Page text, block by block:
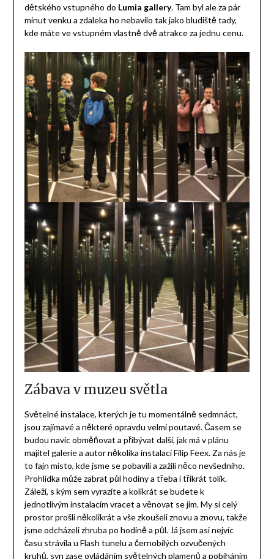
dětského vstupného do Lumia gallery. Tam byl ale za pár
minut venku a zdaleka ho nebavilo tak jako bludiště tady,
kde máte ve vstupném vlastně dvě atrakce za jednu cenu.
Zábava v muzeu světla
Světelné instalace, kterých je tu momentálně sedmnáct,
jsou zajímavé a některé opravdu velmi poutavé. Časem se
budou navíc obměňovat a přibývat další, jak má v plánu
majitel galerie a autor několika instalací Filip Feex. Za nás je
to fajn místo, kde jsme se pobavili a zažili něco nevšedního.
Prohlídka může zabrat půl hodiny a třeba i třikrát tolik.
Záleží, s kým sem vyrazíte a kolikrát se budete k
jednotlivým instalacím vracet a věnovat se jim. My si celý
prostor prošli několikrát a vše zkoušeli znovu a znovu, takže
jsme odcházeli zhruba po hodině a půl. Já jsem asi nejvíc
času strávila u Flash tunelu a černobílých ozvučených
kruhů, syn zase ovládáním světelných plamenů a pobíháním